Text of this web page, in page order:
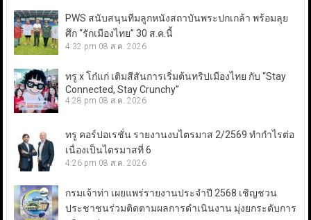
PWS สนับสนุนทีมลูกหนังสถาบันพระปกเกล้า พร้อมลุย
ศึก “รักเมืองไทย” 30 ส.ค.นี้
4:32 pm 08 ส.ค. 2026
ทรู x โก๋แก่ เติมสีสันการเริ่มต้นทริปเมืองไทย กับ “Stay
Connected, Stay Crunchy”
4:28 pm 08 ส.ค. 2026
ทรู คอร์ปอเรชั่น รายงานงบไตรมาส 2/2569 ทำกำไรต่อ
เนื่องเป็นไตรมาสที่ 6
4:26 pm 08 ส.ค. 2026
กรมเจ้าท่า เผยแพร่รายงานประจำปี 2568 เชิญชวน
ประชาชนร่วมติดตามผลการดำเนินงาน มุ่งยกระดับการ